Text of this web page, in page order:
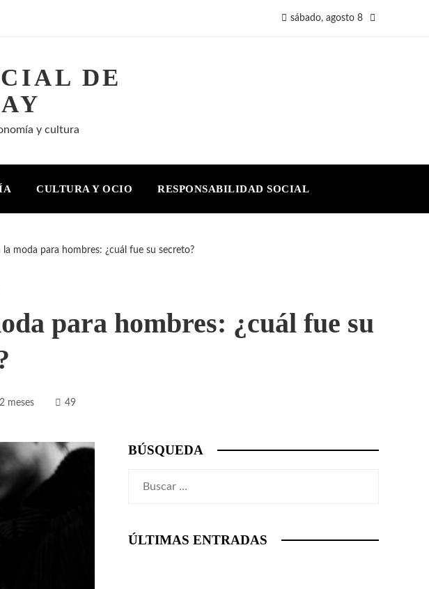
sábado, agosto 8
DE
y cultura
CULTURA Y OCIO RESPONSABILIDAD SOCIAL
moda para hombres: ¿cuál fue su secreto?
para hombres: ¿cuál fue su
meses 49
BÚSQUEDA
ÚLTIMAS ENTRADAS